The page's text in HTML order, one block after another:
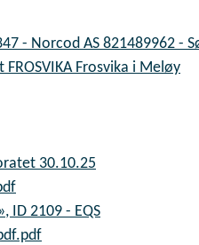
- Norcod AS 821489962 -
Frosvika i Meløy
30.10.25
ID 2109 - EQS